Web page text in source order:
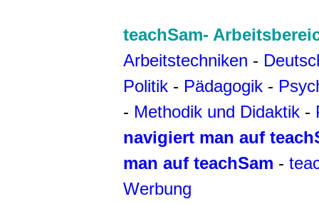
teachSam-
Arbeitstechniken -
Politik - Pädagogik -
- Methodik und Didaktik -
navigiert man auf
man auf teachSam -
Werbung